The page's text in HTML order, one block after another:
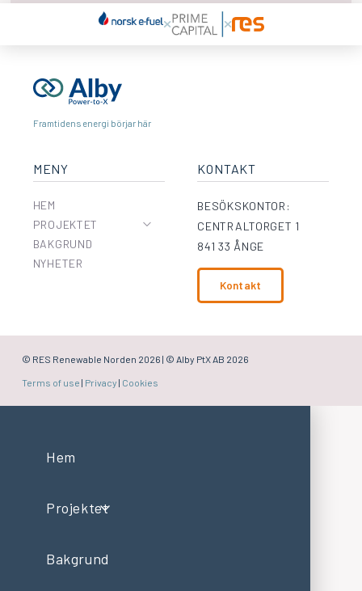
Framtidens energi börjar här
MENY
HEM
PROJEKTET
BAKGRUND
NYHETER
KONTAKT
BESÖKSKONTOR:
CENTRALTORGET 1
841 33 ÅNGE
Kontakt
© RES Renewable Norden 2026 | © Alby PtX AB 2026
Terms of use | Privacy | Cookies
Hem
Projektet
Bakgrund